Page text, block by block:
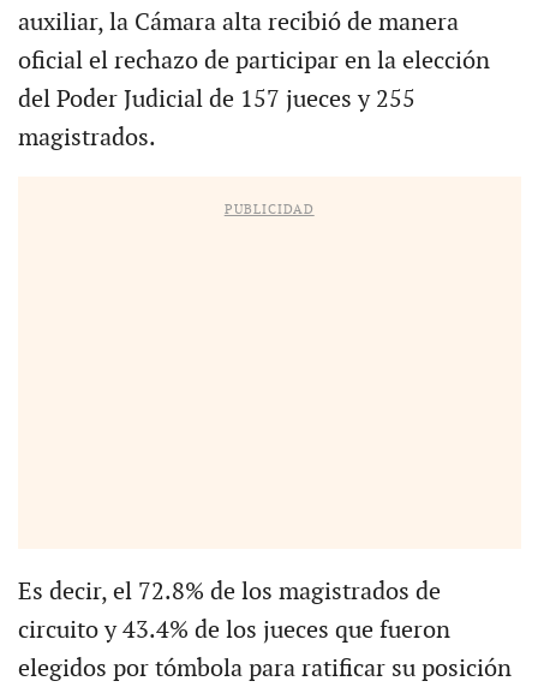
auxiliar, la Cámara alta recibió de manera
oficial el rechazo de participar en la elección
del Poder Judicial de 157 jueces y 255
magistrados.
PUBLICIDAD
Es decir, el 72.8% de los magistrados de
circuito y 43.4% de los jueces que fueron
elegidos por tómbola para ratificar su posición